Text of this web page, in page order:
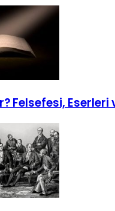
Felsefesi, Eserleri